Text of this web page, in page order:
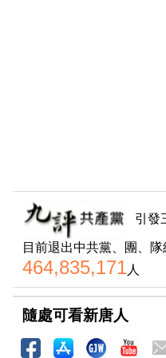
引發
目前退出中共黨、團、隊
464,835,171人
隨處可看新唐人